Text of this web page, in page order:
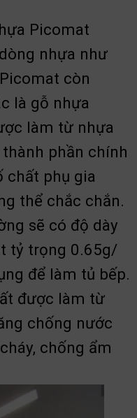
Picomat
nhựa như
còn
là gỗ nhựa
làm từ nhựa
phần chính
chất phụ gia
thể chắc chắn.
sẽ có độ dày
tỷ trọng 0.65g/
để làm tủ bếp.
được làm từ
chống nước
chống ẩm